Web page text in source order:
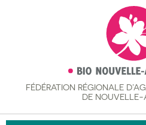
FÉDÉRATION RÉGIONALE
DE NOUVELLE-